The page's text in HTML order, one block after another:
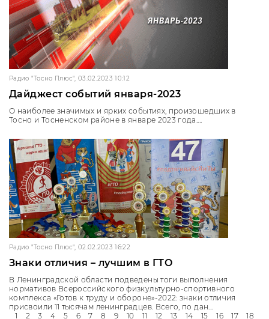
Радио "Тосно Плюс", 03.02.2023 10:12
Дайджест событий января-2023
О наиболее значимых и ярких событиях, произошедших в
Тосно и Тосненском районе в январе 2023 года....
Радио "Тосно Плюс", 02.02.2023 16:22
Знаки отличия – лучшим в ГТО
В Ленинградской области подведены тоги выполнения
нормативов Всероссийского физкультурно-спортивного
комплекса «Готов к труду и обороне»-2022: знаки отличия
присвоили 11 тысячам ленинградцев. Всего, по дан...
1
2 3 4 5 6 7 8 9 10 11 12 13 14 15 16 17 18